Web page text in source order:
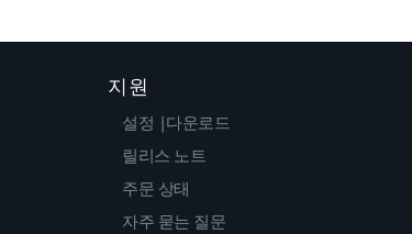
지원
설정 |다운로드
릴리스 노트
주문 상태
자주 묻는 질문